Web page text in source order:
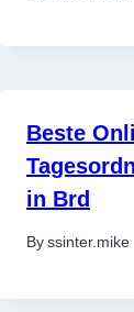
Beste
in Brd
By ssinter.mike